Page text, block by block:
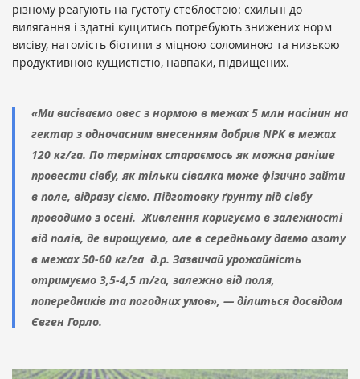
різному реагують на густоту стеблостою: схильні до
вилягання і здатні кущитись потребують знижених норм
висіву, натомість біотипи з міцною соломиною та низькою
продуктивною кущистістю, навпаки, підвищених.
«Ми висіваємо овес з нормою в межах 5 млн насінин на
гектар з одночасним внесенням добрив NPK в межах
120 кг/га. По термінах стараємось як можна раніше
провести сівбу, як тільки сівалка може фізично зайти
в поле, відразу сіємо. Підготовку ґрунту під сівбу
проводимо з осені. Живлення коригуємо в залежності
від полів, де вирощуємо, але в середньому даємо азоту
в межах 50-60 кг/га д.р. Зазвичай урожайність
отримуємо 3,5-4,5 т/га, залежно від поля,
попередників та погодних умов», — ділиться досвідом
Євген Горло.